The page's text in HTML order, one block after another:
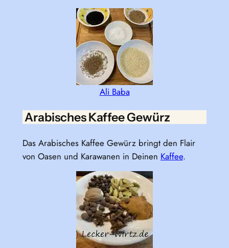
Ali Baba
Arabisches Kaffee Gewürz
Das Arabisches Kaffee Gewürz bringt den Flair
von Oasen und Karawanen in Deinen Kaffee.